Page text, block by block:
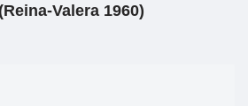
Valera 1960)